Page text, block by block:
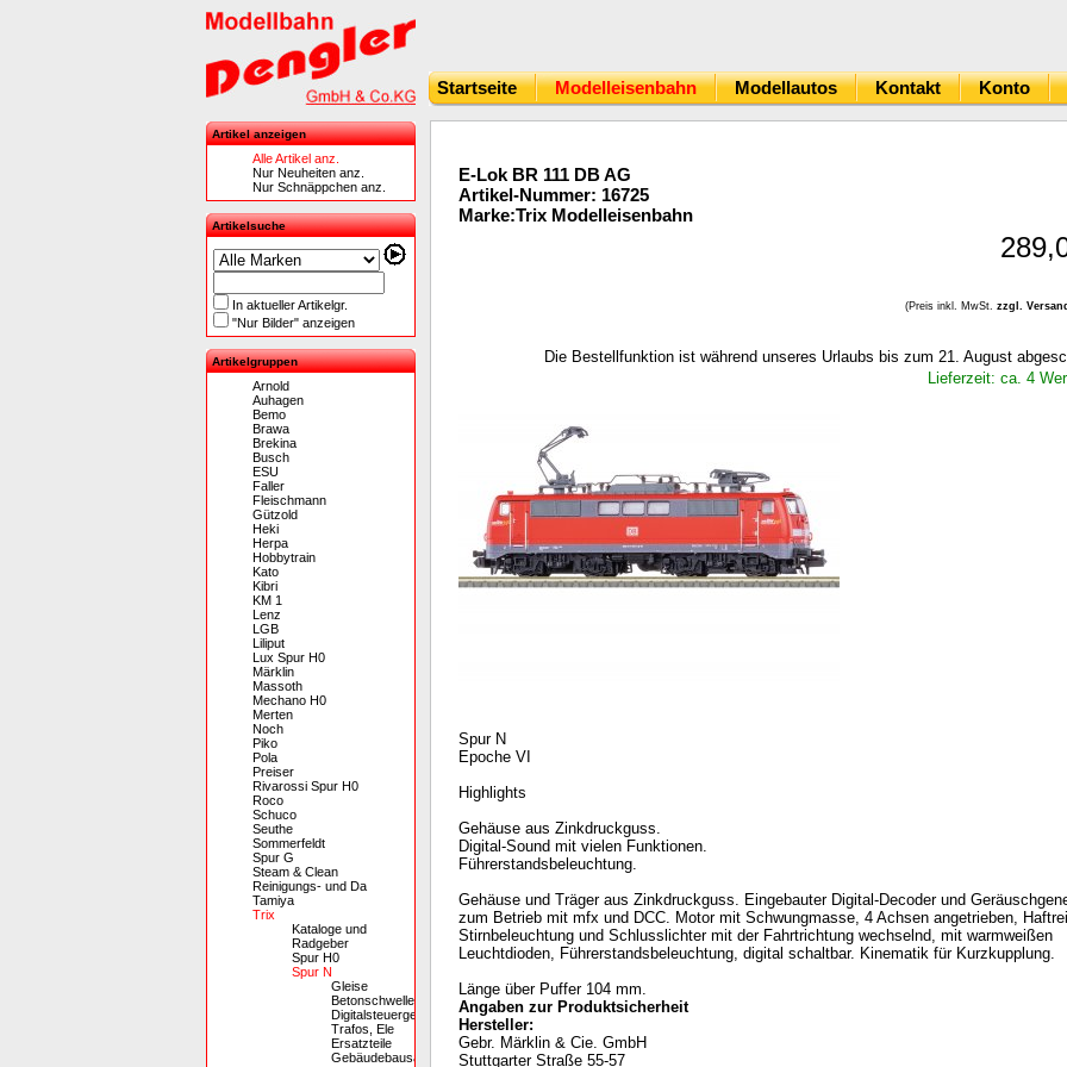
Startseite Modelleisenbahn Modellautos Kontakt Konto
Artikel anzeigen
Alle Artikel anz.
Nur Neuheiten anz.
Nur Schnäppchen anz.
Artikelsuche
In aktueller Artikelgr.
"Nur Bilder" anzeigen
Artikelgruppen
Arnold
Auhagen
Bemo
Brawa
Brekina
Busch
ESU
Faller
Fleischmann
Gützold
Heki
Herpa
Hobbytrain
Kato
Kibri
KM 1
Lenz
LGB
Liliput
Lux Spur H0
Märklin
Massoth
Mechano H0
Merten
Noch
Piko
Pola
Preiser
Rivarossi Spur H0
Roco
Schuco
Seuthe
Sommerfeldt
Spur G
Steam & Clean
Reinigungs- und Da
Tamiya
Trix
Kataloge und
Radgeber
Spur H0
Spur N
Gleise
Betonschwellenoptik
Digitalsteuergeräte,
Trafos, Ele
Ersatzteile
Gebäudebausätze
E-Lok BR 111 DB AG
Artikel-Nummer: 16725
Marke:Trix Modelleisenbahn
(Preis inkl. MwSt. zzgl.
Die Bestellfunktion ist während unseres Urlaubs bis zum 21. August
Lieferzeit: ca. 4
Spur N
Epoche VI
Highlights
Gehäuse aus Zinkdruckguss.
Digital-Sound mit vielen Funktionen.
Führerstandsbeleuchtung.
Gehäuse und Träger aus Zinkdruckguss. Eingebauter Digital-Decoder und
zum Betrieb mit mfx und DCC. Motor mit Schwungmasse, 4 Achsen angetrieben,
Stirnbeleuchtung und Schlusslichter mit der Fahrtrichtung wechselnd, mit warmweißen
Leuchtdioden, Führerstandsbeleuchtung, digital schaltbar. Kinematik für Kurzkupplung.
Länge über Puffer 104 mm.
Angaben zur Produktsicherheit
Hersteller:
Gebr. Märklin & Cie. GmbH
Stuttgarter Straße 55-57